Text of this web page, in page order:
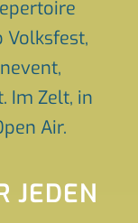
Volksfest,
Im Zelt, in
Air.
JEDEN